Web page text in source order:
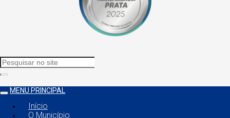
MENU PRINCIPAL
Início
O Município